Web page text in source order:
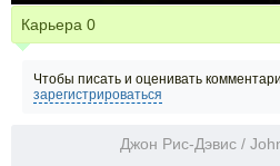
Карьера 0
Чтобы писать и оценивать
зарегистрироваться
Джон Рис-Дэвис /